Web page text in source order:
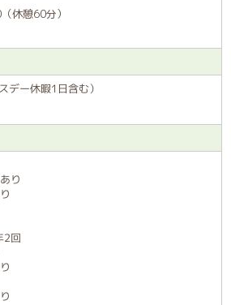
休憩60分）
デー休暇1日含む）
り
2回